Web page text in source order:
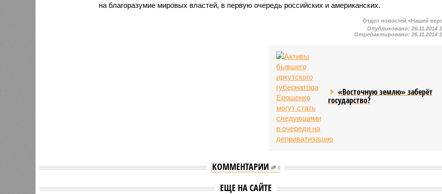
на благоразумие мировых властей, в первую очередь российских и американских.
Отдел новостей «Нашей
Опубликовано:26.11.2014
Отредактировано:26.11.2014
«Восточную землю» заберёт
государство?
КОММЕНТАРИИ 0
ЕЩЕ НА САЙТЕ
Конфликт между Ираном
Собянин: Реконструкция
Липецкой развязки на